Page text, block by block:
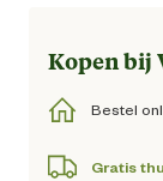
Kopen bij
Bestel
Gratis